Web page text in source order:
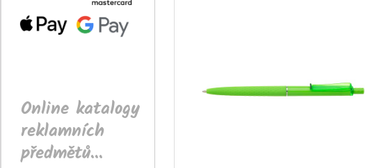
Online katalogy
reklamních
předmětů...